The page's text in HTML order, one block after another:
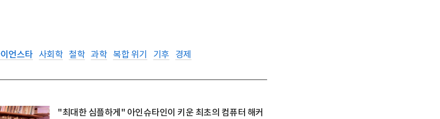
언스타 사회학 철학 과학 복합 위기 기후 경제
"최대한 심플하게" 아인슈타인이 키운 최초의 컴퓨터 해커